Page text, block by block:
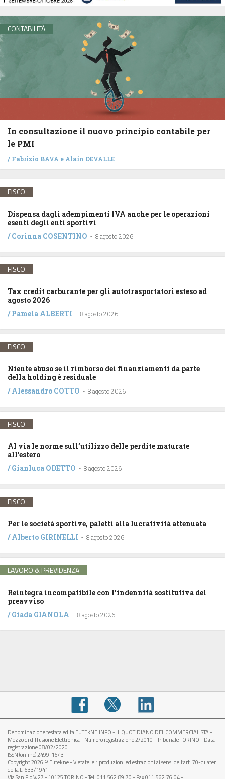
CONTABILITÀ
In consultazione il nuovo principio contabile per
le PMI
/ Fabrizio BAVA e Alain DEVALLE
FISCO
Dispensa dagli adempimenti IVA anche per le operazioni
esenti degli enti sportivi
/Corinna COSENTINO - 8 agosto 2026
FISCO
Tax credit carburante per gli autotrasportatori esteso ad
agosto 2026
/Pamela ALBERTI - 8 agosto 2026
FISCO
Niente abuso se il rimborso dei finanziamenti da parte
della holding è residuale
/Alessandro COTTO - 8 agosto 2026
FISCO
Al via le norme sull’utilizzo delle perdite maturate
all’estero
/Gianluca ODETTO - 8 agosto 2026
FISCO
Per le società sportive, paletti alla lucratività attenuata
/Alberto GIRINELLI - 8 agosto 2026
LAVORO & PREVIDENZA
Reintegra incompatibile con l’indennità sostitutiva del
preavviso
/Giada GIANOLA - 8 agosto 2026
Denominazione testata edita EUTEKNE.INFO - IL QUOTIDIANO DEL COMMERCIALISTA -
Mezzo di diffusione Elettronica - Numero registrazione 2/2010 - Tribunale TORINO - Data
registrazione 08/02/2020
ISSN (online) 2499-1643
Copyright 2026 © Eutekne - Vietate le riproduzioni ed estrazioni ai sensi dell’art. 70-quater
della L. 633/1941